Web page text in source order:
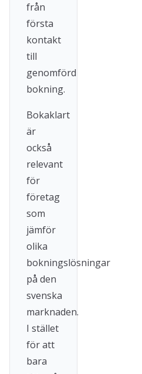
från
första
kontakt
till
genomförd
bokning.
Bokaklart
är
också
relevant
för
företag
som
jämför
olika
bokningslösningar
på den
svenska
marknaden.
I stället
för att
bara